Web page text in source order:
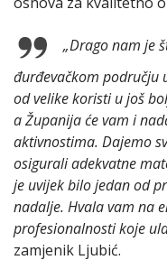
„Drago nam je
đurđevačkom području
od velike koristi u još
a Županija će vam i
aktivnostima. Dajemo
osigurali adekvatne
je uvijek bilo jedan od
nadalje. Hvala vam na
profesionalnosti koje
zamjenik Ljubić.